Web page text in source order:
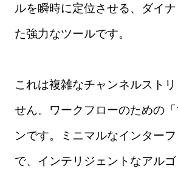
ルを瞬時に定位させる、ダイ
た強力なツールです。
これは複雑なチャンネルスト
せん。ワークフローのための
ンです。ミニマルなインター
で、インテリジェントなアル